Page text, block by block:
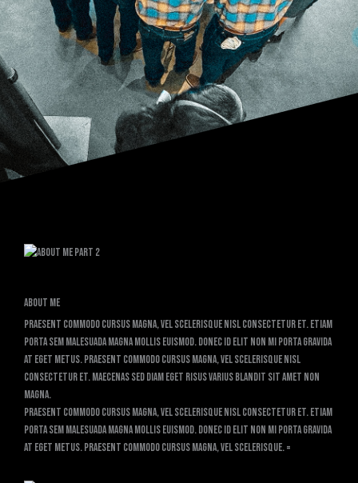
About Me
Praesent commodo cursus magna, vel scelerisque nisl consectetur et. Etiam
porta sem malesuada magna mollis euismod. Donec id elit non mi porta gravida
at eget metus. Praesent commodo cursus magna, vel scelerisque nisl
consectetur et. Maecenas sed diam eget risus varius blandit sit amet non
magna.
Praesent commodo cursus magna, vel scelerisque nisl consectetur et. Etiam
porta sem malesuada magna mollis euismod. Donec id elit non mi porta gravida
at eget metus. Praesent commodo cursus magna, vel scelerisque. =